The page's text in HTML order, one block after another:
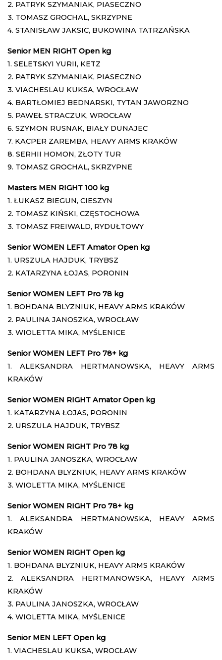
2. PATRYK SZYMANIAK, PIASECZNO
3. TOMASZ GROCHAL, SKRZYPNE
4. STANISŁAW JAKSIC, BUKOWINA TATRZAŃSKA
Senior MEN RIGHT Open kg
1. SELETSKYI YURII, KETZ
2. PATRYK SZYMANIAK, PIASECZNO
3. VIACHESLAU KUKSA, WROCŁAW
4. BARTŁOMIEJ BEDNARSKI, TYTAN JAWORZNO
5. PAWEŁ STRACZUK, WROCŁAW
6. SZYMON RUSNAK, BIAŁY DUNAJEC
7. KACPER ZAREMBA, HEAVY ARMS KRAKÓW
8. SERHII HOMON, ZŁOTY TUR
9. TOMASZ GROCHAL, SKRZYPNE
Masters MEN RIGHT 100 kg
1. ŁUKASZ BIEGUN, CIESZYN
2. TOMASZ KIŃSKI, CZĘSTOCHOWA
3. TOMASZ FREIWALD, RYDUŁTOWY
Senior WOMEN LEFT Amator Open kg
1. URSZULA HAJDUK, TRYBSZ
2. KATARZYNA ŁOJAS, PORONIN
Senior WOMEN LEFT Pro 78 kg
1. BOHDANA BLYZNIUK, HEAVY ARMS KRAKÓW
2. PAULINA JANOSZKA, WROCŁAW
3. WIOLETTA MIKA, MYŚLENICE
Senior WOMEN LEFT Pro 78+ kg
1. ALEKSANDRA HERTMANOWSKA, HEAVY ARMS
KRAKÓW
Senior WOMEN RIGHT Amator Open kg
1. KATARZYNA ŁOJAS, PORONIN
2. URSZULA HAJDUK, TRYBSZ
Senior WOMEN RIGHT Pro 78 kg
1. PAULINA JANOSZKA, WROCŁAW
2. BOHDANA BLYZNIUK, HEAVY ARMS KRAKÓW
3. WIOLETTA MIKA, MYŚLENICE
Senior WOMEN RIGHT Pro 78+ kg
1. ALEKSANDRA HERTMANOWSKA, HEAVY ARMS
KRAKÓW
Senior WOMEN RIGHT Open kg
1. BOHDANA BLYZNIUK, HEAVY ARMS KRAKÓW
2. ALEKSANDRA HERTMANOWSKA, HEAVY ARMS
KRAKÓW
3. PAULINA JANOSZKA, WROCŁAW
4. WIOLETTA MIKA, MYŚLENICE
Senior MEN LEFT Open kg
1. VIACHESLAU KUKSA, WROCŁAW